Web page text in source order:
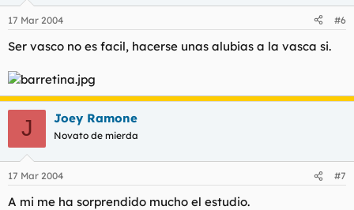
17 Mar 2004 #6
Ser vasco no es facil, hacerse unas alubias a la vasca si.
J Joey Ramone
Novato de mierda
17 Mar 2004 #7
A mi me ha sorprendido mucho el estudio.